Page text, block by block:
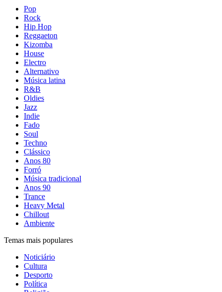
Pop
Rock
Hip Hop
Reggaeton
Kizomba
House
Electro
Alternativo
Música latina
R&B
Oldies
Jazz
Indie
Fado
Soul
Techno
Clássico
Anos 80
Forró
Música tradicional
Anos 90
Trance
Heavy Metal
Chillout
Ambiente
Temas mais populares
Noticiário
Cultura
Desporto
Política